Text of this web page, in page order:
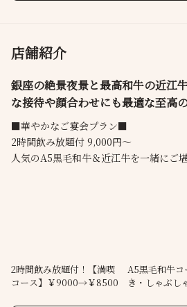
店舗紹介
銀座の絶景夜景と最高和牛の近江
な接待や顔合わせにも最適な至高
■華やかなご宴会プラン■
2時間飲み放題付 9,000円～
人気のA5黒毛和牛＆近江牛を一緒にご
マロニエゲート最上階で銀座の夜景を
み頂けます
2時間飲み放題付！【満喫
コース】￥9000→￥8500
A5黒毛和牛
き・しゃぶし